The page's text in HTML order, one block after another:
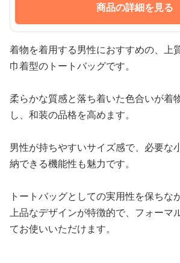
商品の詳細を見る
着物を着用する男性におすすめの、上
巾着型のトートバッグです。
柔らかな質感と落ち着いた色合いが着
し、和装の品格を高めます。
男性が持ちやすいサイズ感で、必要な
納できる機能性も魅力です。
トートバッグとしての実用性を保ちな
上品なデザインが特徴的で、フォーマ
てお使いいただけます。